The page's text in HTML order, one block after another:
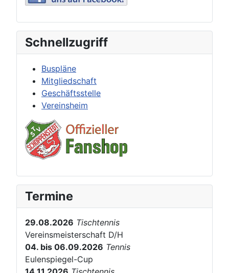
Schnellzugriff
Buspläne
Mitgliedschaft
Geschäftsstelle
Vereinsheim
Termine
29.08.2026 Tischtennis
Vereinsmeisterschaft D/H
04. bis 06.09.2026 Tennis
Eulenspiegel-Cup